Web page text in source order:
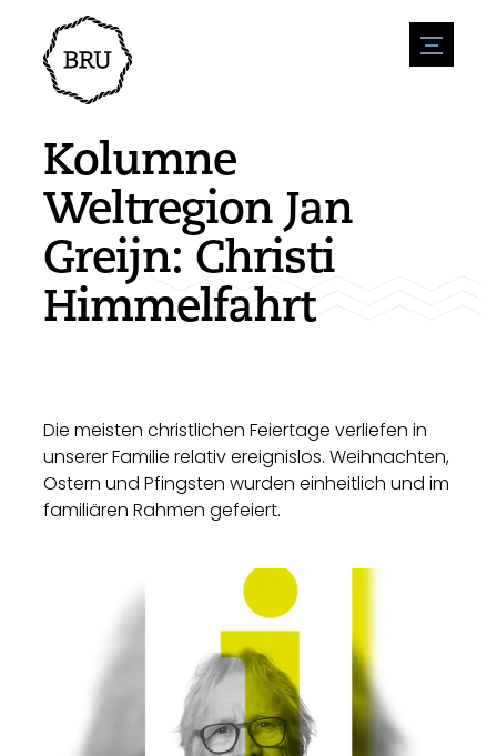
menu
Veranstaltungskalender
Veranstaltung anmelden
Übernachtung
Geschäfte
Natur & wasser
Sport
Sehenswürdigkeiten
Geschichte
Zugänglichkeit
Parken
Wohnumfeld
Um zu unternehmen
Stellenangebote
Stellenangebote veröffentlichen
Unternehmen
Nachrichtenübersicht
Neuigkeiten einreichen
Kolumne
Weltregion Jan
Greijn: Christi
Himmelfahrt
Die meisten christlichen Feiertage verliefen in
unserer Familie relativ ereignislos. Weihnachten,
Ostern und Pfingsten wurden einheitlich und im
familiären Rahmen gefeiert.